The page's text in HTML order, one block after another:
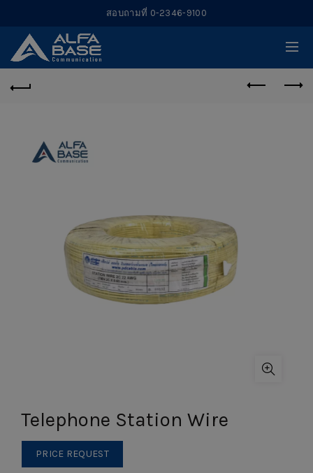
สอบถามที่ 0-2346-9100
Telephone Station Wire
PRICE REQUEST